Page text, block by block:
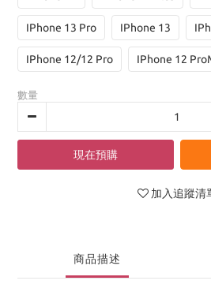
IPhone 13 Pro IPhone 13
IPhone 12/12 Pro IPhone 12
數量
現在預購
加入追蹤清
商品描述